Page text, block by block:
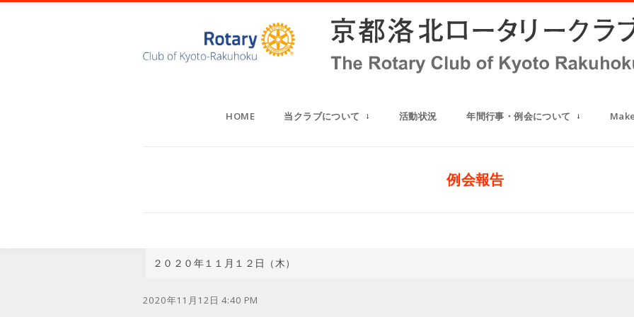
HOME 当クラブについて 活動状況 年間行事・例会について
例会報告
２０２０年１１月１２日（木）
2020年11月12日 4:40 PM